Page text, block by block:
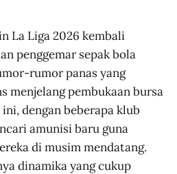
La Liga 2026 kembali
penggemar sepak bola
rumor panas yang
menjelang pembukaan bursa
dengan beberapa klub
amunisi baru guna
di musim mendatang.
dinamika yang cukup